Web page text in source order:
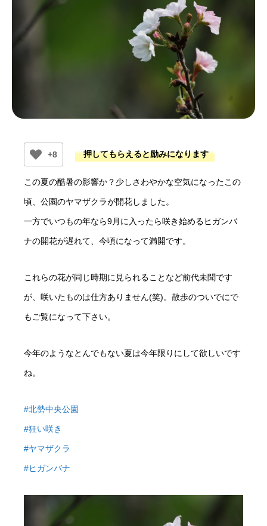
+8
この夏の酷暑の影響か？少しさわやかな空気になったこの
頃、公園のヤマザクラが開花しました。
一方でいつもの年なら9月に入ったら咲き始めるヒガンバ
ナの開花が遅れて、今頃になって満開です。
これらの花が同じ時期に見られることなど前代未聞です
が、咲いたものは仕方ありません(笑)。散歩のついでにで
もご覧になって下さい。
今年のようなとんでもない夏は今年限りにして欲しいです
ね。
#北勢中央公園
#狂い咲き
#ヤマザクラ
#ヒガンバナ